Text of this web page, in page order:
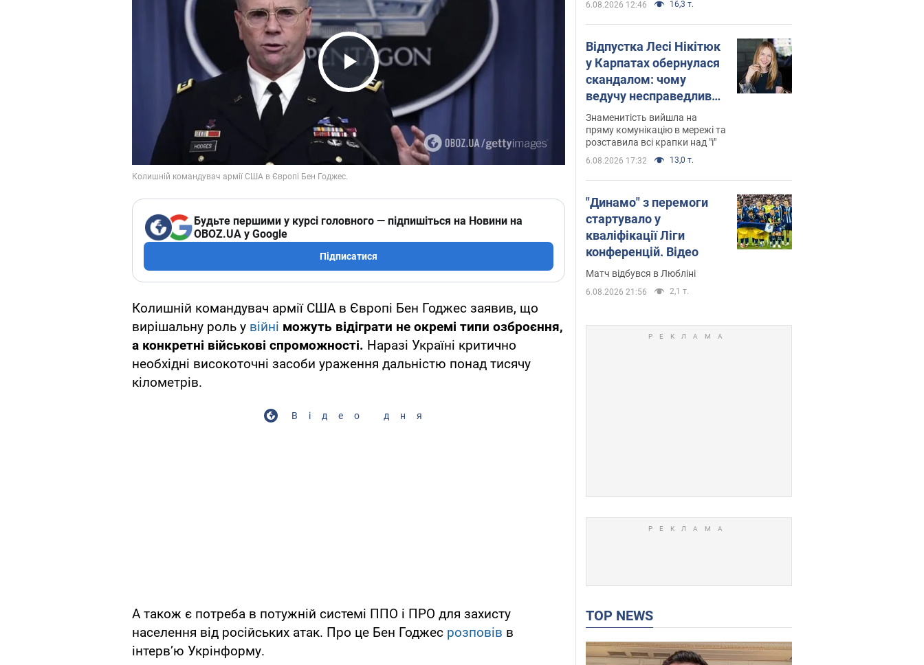
Play Video
Будьте першими у курсі головного — підпишіться на Новини на
OBOZ.UA у Google
Підписатися
Колишній командувач армії США в Європі Бен Годжес заявив, що
вирішальну роль у війні можуть відіграти не окремі типи озброєння,
а конкретні військові спроможності. Наразі Україні критично
необхідні високоточні засоби ураження дальністю понад тисячу
кілометрів.
Відео дня
А також є потреба в потужній системі ППО і ПРО для захисту
населення від російських атак. Про це Бен Годжес розповів в
інтерв’ю Укрінформу.
6.08.2026 12:46 16,3 т.
Відпустка Лесі Нікітюк
у Карпатах обернулася
скандалом: чому
ведучу несправедливо
захейтили
Знаменитість вийшла на
пряму комунікацію в мережі та
розставила всі крапки над "і"
6.08.2026 17:32 13,0 т.
"Динамо" з перемоги
стартувало у
кваліфікації Ліги
конференцій. Відео
Матч відбувся в Любліні
6.08.2026 21:56 2,1 т.
TOP NEWS